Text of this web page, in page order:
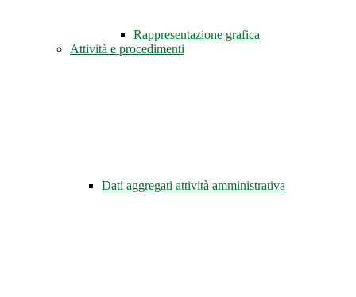
Rappresentazione grafica
Attività e procedimenti
Dati aggregati attività amministrativa